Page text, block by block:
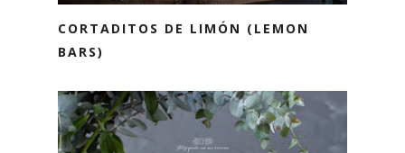
CORTADITOS DE LIMÓN (LEMON
BARS)